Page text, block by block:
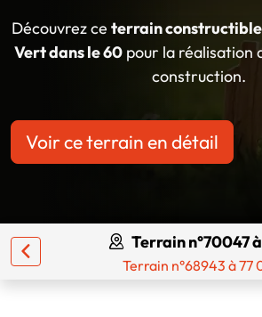
Découvrez ce terrain
Vert dans le 60 pour la réalisation
construction.
Voir ce terrain en détail
Terrain n°70047
Terrain n°68943 à 77